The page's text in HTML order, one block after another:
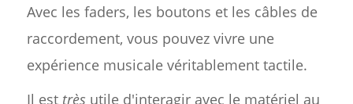
Avec les faders, les boutons et les câbles de
raccordement, vous pouvez vivre une
expérience musicale véritablement tactile.
Il est très utile d'interagir avec le matériel au